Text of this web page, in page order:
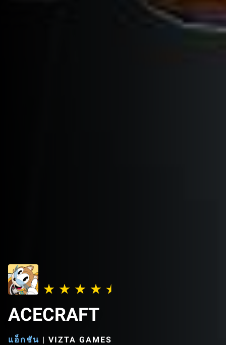
ACECRAFT
แอ็กชัน | VIZTA GAMES